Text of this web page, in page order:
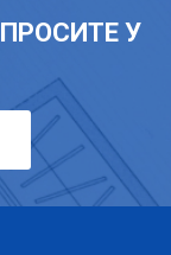
У